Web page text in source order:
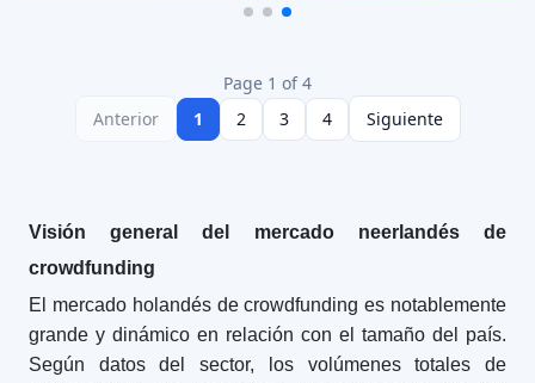
Page 1 of 4
Anterior
1 2 3 4 Siguiente
Visión general del mercado neerlandés de
crowdfunding
El mercado holandés de crowdfunding es notablemente
grande y dinámico en relación con el tamaño del país.
Según datos del sector, los volúmenes totales de